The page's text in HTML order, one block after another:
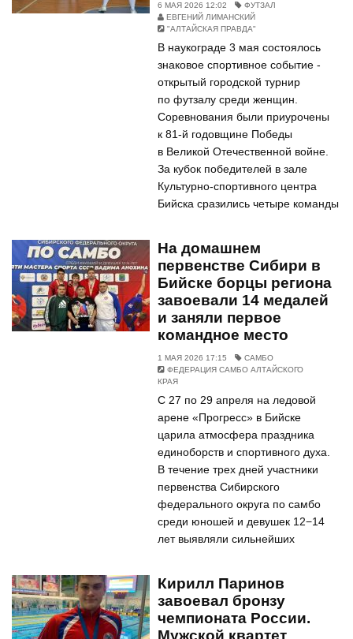
6 МАЯ 2026 12:02
ФУТЗАЛ
ЕВГЕНИЙ ЛИМАНСКИЙ
"АЛТАЙСКАЯ ПРАВДА"
В наукограде 3 мая состоялось
знаковое спортивное событие -
открытый городской турнир
по футзалу среди женщин.
Соревнования были приурочены
к 81-й годовщине Победы
в Великой Отечественной войне.
За кубок победителей в зале
Культурно-спортивного центра
Бийска сразились четыре команды
На домашнем
первенстве Сибири в
Бийске борцы региона
завоевали 14 медалей
и заняли первое
командное место
1 МАЯ 2026 17:15
САМБО
ФЕДЕРАЦИЯ САМБО АЛТАЙСКОГО
КРАЯ
С 27 по 29 апреля на ледовой
арене «Прогресс» в Бийске
царила атмосфера праздника
единоборств и спортивного духа.
В течение трех дней участники
первенства Сибирского
федерального округа по самбо
среди юношей и девушек 12−14
лет выявляли сильнейших
Кирилл Паринов
завоевал бронзу
чемпионата России.
Мужской квартет